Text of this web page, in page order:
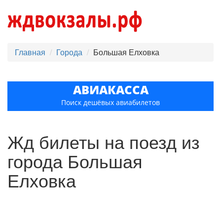
Главная Города Большая Елховка
АВИАКАССА
Поиск дешёвых авиабилетов
Жд билеты на поезд из
города Большая
Елховка